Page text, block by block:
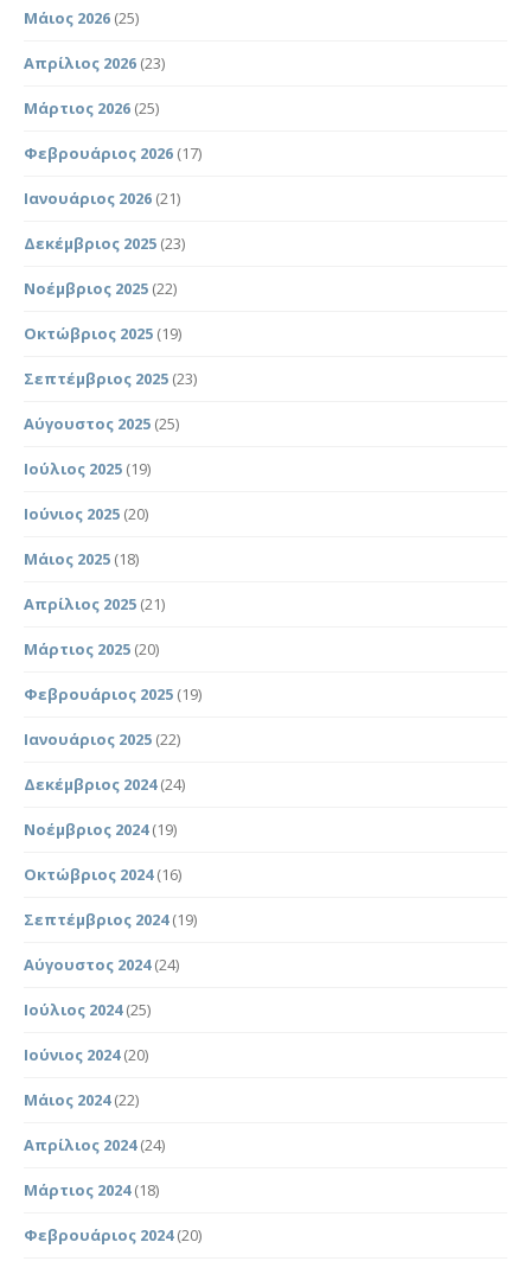
Μάιος 2026 (25)
Απρίλιος 2026 (23)
Μάρτιος 2026 (25)
Φεβρουάριος 2026 (17)
Ιανουάριος 2026 (21)
Δεκέμβριος 2025 (23)
Νοέμβριος 2025 (22)
Οκτώβριος 2025 (19)
Σεπτέμβριος 2025 (23)
Αύγουστος 2025 (25)
Ιούλιος 2025 (19)
Ιούνιος 2025 (20)
Μάιος 2025 (18)
Απρίλιος 2025 (21)
Μάρτιος 2025 (20)
Φεβρουάριος 2025 (19)
Ιανουάριος 2025 (22)
Δεκέμβριος 2024(24)
Νοέμβριος 2024(19)
Οκτώβριος 2024(16)
Σεπτέμβριος 2024(19)
Αύγουστος 2024(24)
Ιούλιος 2024(25)
Ιούνιος 2024(20)
Μάιος 2024(22)
Απρίλιος 2024(24)
Μάρτιος 2024(18)
Φεβρουάριος 2024(20)